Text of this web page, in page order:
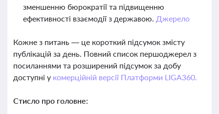
зменшенню бюрократії та підвищенню
ефективності взаємодії з державою. Джерело
Кожне з питань — це короткий підсумок змісту
публікацій за день. Повний список першоджерел з
посиланнями та розширений підсумок за добу
доступні у комерційній версії Платформи LIGA360.
Стисло про головне: